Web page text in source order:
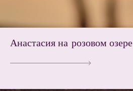
Анастасия на розовом озере